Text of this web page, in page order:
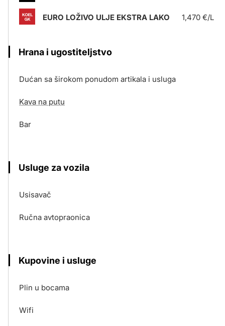
EURO LOŽIVO ULJE EKSTRA LAKO 1,470 €/L
Hrana i ugostiteljstvo
Dućan sa širokom ponudom artikala i usluga
Kava na putu
Bar
Usluge za vozila
Usisavač
Ručna avtopraonica
Kupovine i usluge
Plin u bocama
Wifi